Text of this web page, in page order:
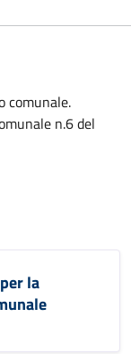
comunale.
n.6 del
la